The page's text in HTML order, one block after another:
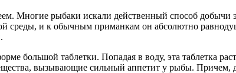
Многие рыбаки искали действенный способ добычи
среды, и к обычным приманкам он абсолютно
большой таблетки. Попадая в воду, эта таблетка
вызывающие сильный аппетит у рыбы. Причем,